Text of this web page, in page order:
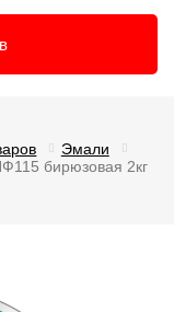
Эмали
бирюзовая 2кг